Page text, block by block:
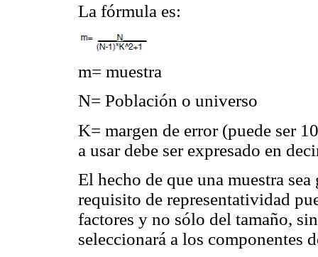
La fórmula es:
m= muestra
N= Población o universo
K= margen de error (puede ser
a usar debe ser expresado en
El hecho de que una muestra
requisito de representatividad
factores y no sólo del tamaño,
seleccionará a los componentes